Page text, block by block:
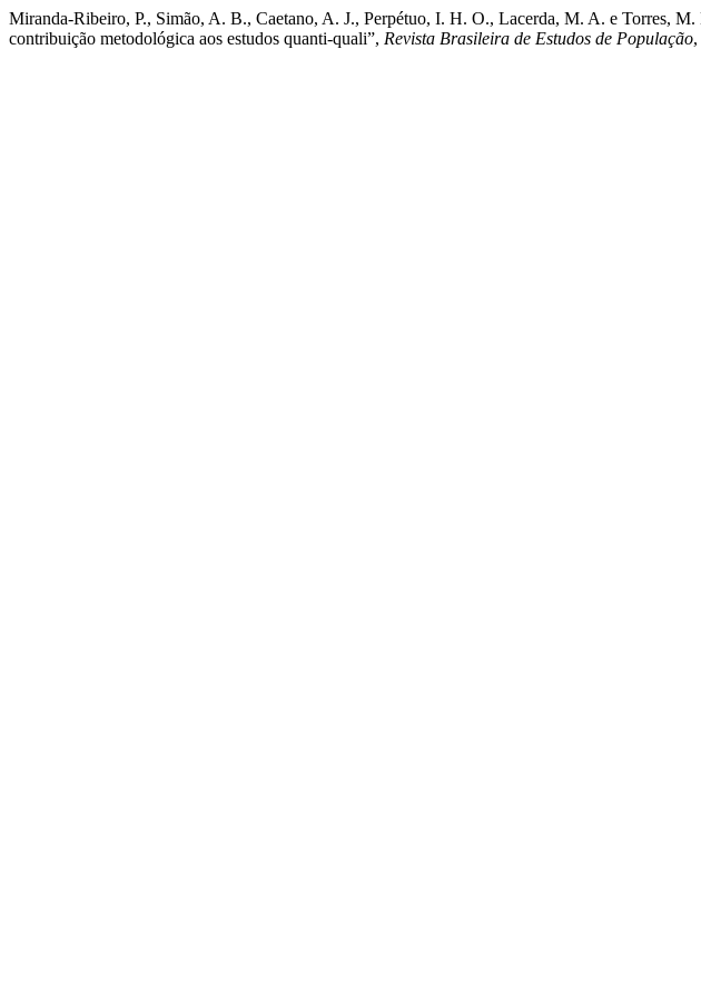
Miranda-Ribeiro, P., Simão, A. B., Caetano, A. J., Perpétuo, I. H. O., Lacerda, M. A. e Torres,
contribuição metodológica aos estudos quanti-quali”, Revista Brasileira de Estudos de População